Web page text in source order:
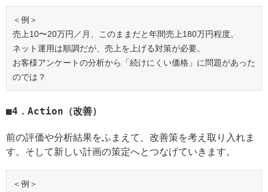
＜例＞
売上10〜20万円／月、このままだと年間売上180万円程度。
ネット運用は順調だが、売上を上げる対策が必要。
お客様アンケートの分析から「続けにくい価格」に問題があった
のでは？
4．Action（改善）
前の評価や分析結果をふまえて、改善策を考え取り入れま
す。そして新しい計画の策定へとつなげていきます。
＜例＞